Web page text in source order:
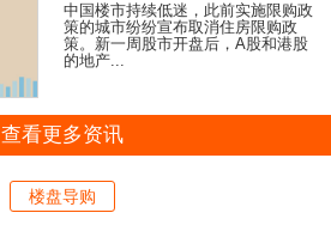
中国楼市持续低迷，此前实施限购政
策的城市纷纷宣布取消住房限购政
策。新一周股市开盘后，A股和港股
的地产...
查看更多资讯
楼盘导购